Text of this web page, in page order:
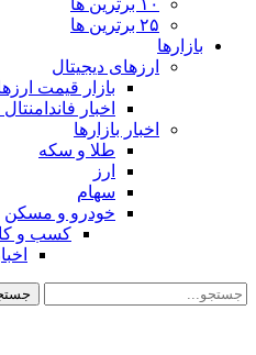
۱۰ برترین ها
۲۵ برترین ها
بازارها
ارزهای دیجیتال
بازار قیمت
اخبار
اخبار بازارها
طلا و سکه
ارز
سهام
خودرو و مسکن
کسب و